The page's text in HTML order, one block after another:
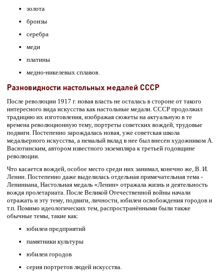
золота
бронзы
серебра
меди
платины
медно-никелевых сплавов.
Разновидности настольных медалей СССР
После революции 1917 г. новая власть не осталась в стороне от такого
интересного вида искусства как настольные медали. СССР продолжил
традицию их изготовления, изображая сюжеты на актуальную в те
времена революционную тему, портреты советских вождей, трудовые
подвиги. Постепенно зарождалась новая, уже советская школа
медальерного искусства, а немалый вклад в нее был внесен художником А.
Васютинским, автором известного экземпляра к третьей годовщине
революции.
Что касается вождей, особое место среди них занимал, конечно же, В. И.
Ленин. Постепенно даже выделилась отдельная примечательная тема -
Лениниана, Настольная медаль «Ленин» отражала жизнь и деятельность
вождя пролетариата. После Великой Отечественной войны начали
отражать и эту тему, подвиги, личности, юбилеи освобождения городов и
т.п. Помимо идеологических тем, распространёнными были также
обычные темы, такие как:
юбилеи предприятий
памятники культуры
юбилеи городов
серия портретов людей искусства.